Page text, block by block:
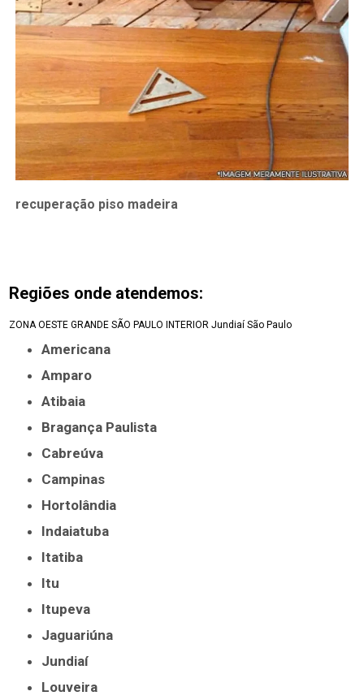
recuperação piso madeira
Regiões onde atendemos:
ZONA OESTE GRANDE SÃO PAULO INTERIOR Jundiaí São Paulo
Americana
Amparo
Atibaia
Bragança Paulista
Cabreúva
Campinas
Hortolândia
Indaiatuba
Itatiba
Itu
Itupeva
Jaguariúna
Jundiaí
Louveira